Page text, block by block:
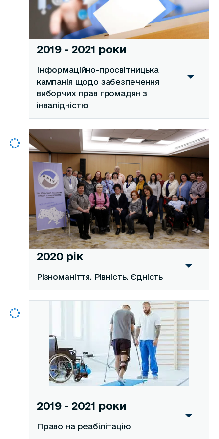
2019 - 2021 роки
Інформаційно-просвітницька
кампанія щодо забезпечення
виборчих прав громадян з
інвалідністю
2020 рік
Різноманіття. Рівність. Єдність
2019 - 2021 роки
Право на реабілітацію